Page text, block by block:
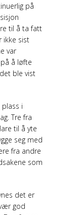
på
til å ta fatt
ikke sist
var
å løfte
ble vist
i
Tre fra
til å yte
seg med
fra andre
som
det er
god